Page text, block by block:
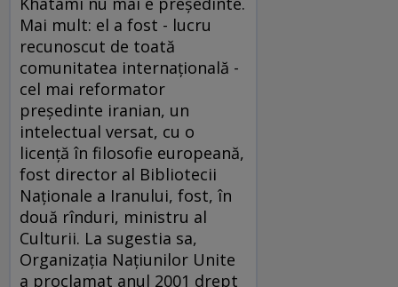
Mai mult: el a fost - lucru
recunoscut de toată
comunitatea internaţională -
cel mai reformator
preşedinte iranian, un
intelectual versat, cu o
licenţă în filosofie europeană,
fost director al Bibliotecii
Naţionale a Iranului, fost, în
două rînduri, ministru al
Culturii. La sugestia sa,
Organizaţia Naţiunilor Unite
a proclamat anul 2001 drept